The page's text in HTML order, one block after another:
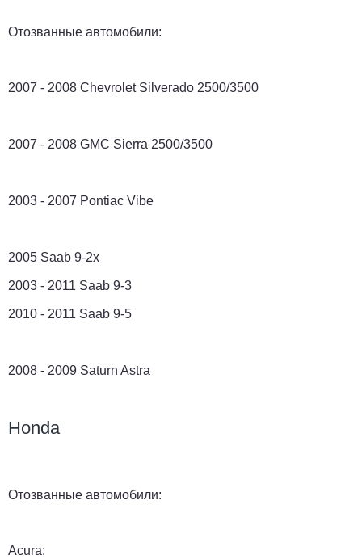
Отозванные автомобили:
2007 - 2008 Chevrolet Silverado 2500/3500
2007 - 2008 GMC Sierra 2500/3500
2003 - 2007 Pontiac Vibe
2005 Saab 9-2x
2003 - 2011 Saab 9-3
2010 - 2011 Saab 9-5
2008 - 2009 Saturn Astra
Honda
Отозванные автомобили:
Acura: